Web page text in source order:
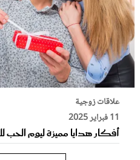
علاقات زوجية
11 فبراير 2025
أفكار هدايا مميزة ليوم الحب